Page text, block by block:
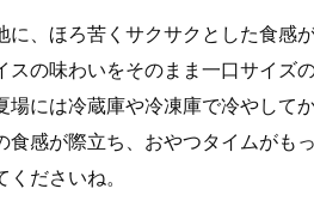
、ほろ苦くサクサクとした食感
の味わいをそのまま一口サイズ
には冷蔵庫や冷凍庫で冷やして
感が際立ち、おやつタイムがも
ださいね。